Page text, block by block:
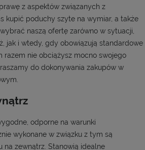
z aspektów związanych z
kupić poduchy szyte na wymiar, a także
naszą ofertę zarówno w sytuacji,
jak i wtedy, gdy obowiązują standardowe
razem nie obciążysz mocno swojego
do dokonywania zakupów w
odporne na warunki
wykonane w związku z tym są
na zewnątrz. Stanowią idealne